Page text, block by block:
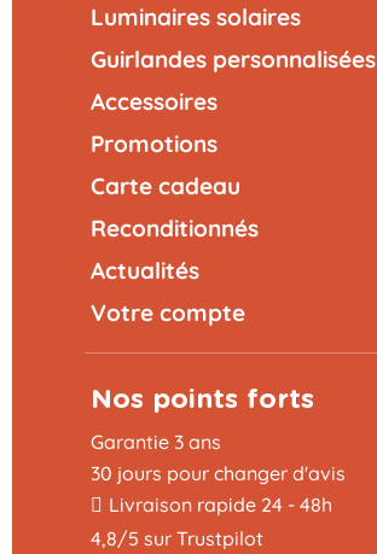
Luminaires solaires
Guirlandes personnalisées
Accessoires
Promotions
Carte cadeau
Reconditionnés
Actualités
Votre compte
Nos points forts
Garantie 3 ans
30 jours pour changer d'avis
Livraison rapide 24 - 48h
4,8/5 sur Trustpilot